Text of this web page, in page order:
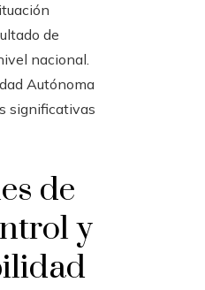
de
nacional.
Autónoma
significativas
de
y